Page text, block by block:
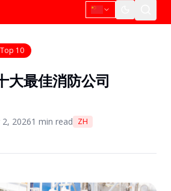
Top 10
大最佳消防公司
2, 20261 min read ZH